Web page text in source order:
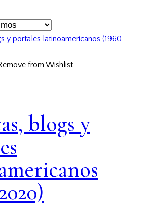
from Wishlist
blogs y